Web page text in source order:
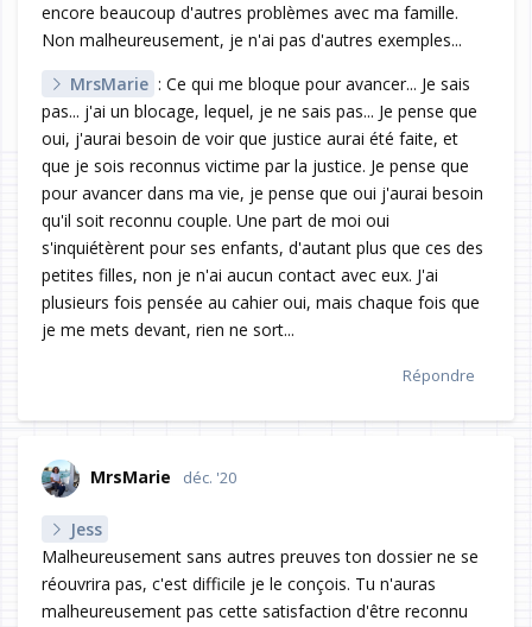
encore beaucoup d'autres problèmes avec ma famille.
Non malheureusement, je n'ai pas d'autres exemples...
MrsMarie : Ce qui me bloque pour avancer... Je sais
pas... j'ai un blocage, lequel, je ne sais pas... Je pense que
oui, j'aurai besoin de voir que justice aurai été faite, et
que je sois reconnus victime par la justice. Je pense que
pour avancer dans ma vie, je pense que oui j'aurai besoin
qu'il soit reconnu couple. Une part de moi oui
s'inquiétèrent pour ses enfants, d'autant plus que ces des
petites filles, non je n'ai aucun contact avec eux. J'ai
plusieurs fois pensée au cahier oui, mais chaque fois que
je me mets devant, rien ne sort...
Répondre
MrsMarie déc. '20
Jess
Malheureusement sans autres preuves ton dossier ne se
réouvrira pas, c'est difficile je le conçois. Tu n'auras
malheureusement pas cette satisfaction d'être reconnu